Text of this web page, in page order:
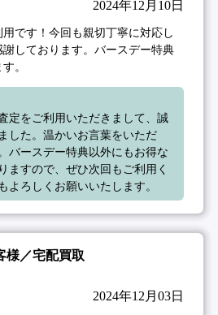
2024年12月10日
です！今回も親切丁寧に対応し
しております。バースデー特典
。
定をご利用いただきまして、誠
した。温かいお言葉をいただ
バースデー特典以外にもお得な
ますので、ぜひ次回もご利用く
よろしくお願いいたします。
様／宅配買取
2024年12月03日